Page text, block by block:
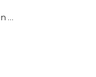
Casa quinta en venta de 140m2 ubicado en Los Molles